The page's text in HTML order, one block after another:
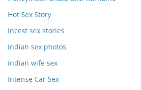
Hot Sex Story
incest sex stories
indian sex photos
indian wife sex
Intense Car Sex